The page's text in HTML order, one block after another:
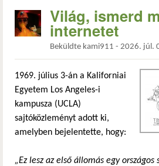
Világ, ismerd
internetet
Beküldte kami911 - 2026. júl.
1969. július 3-án a Kaliforniai
Egyetem Los Angeles-i
kampusza (UCLA)
sajtóközleményt adott ki,
amelyben bejelentette, hogy:
„Ez lesz az első állomás egy országos